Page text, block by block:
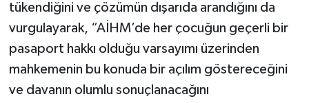
tükendiğini ve çözümün dışarıda arandığını da
vurgulayarak, “AİHM’de her çocuğun geçerli bir
pasaport hakkı olduğu varsayımı üzerinden
mahkemenin bu konuda bir açılım göstereceğini
ve davanın olumlu sonuçlanacağını